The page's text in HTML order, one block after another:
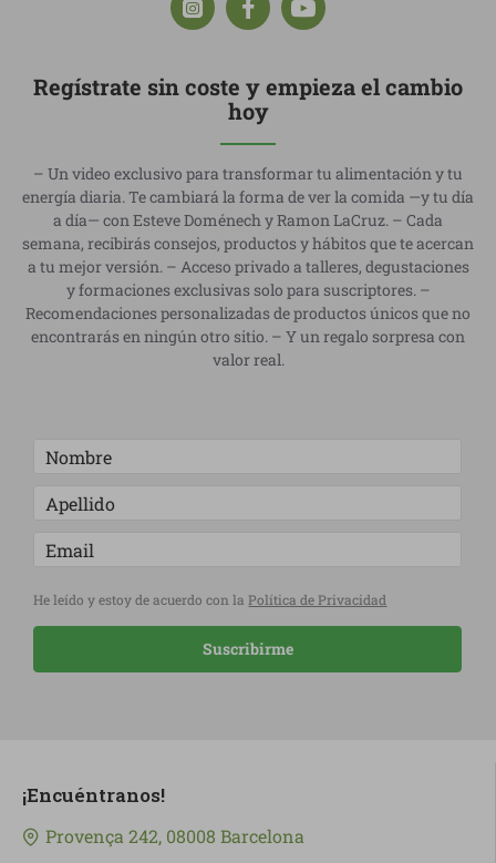
Regístrate sin coste y empieza el cambio
hoy
– Un video exclusivo para transformar tu alimentación y tu
energía diaria. Te cambiará la forma de ver la comida —y tu día
a día— con Esteve Doménech y Ramon LaCruz. – Cada
semana, recibirás consejos, productos y hábitos que te acercan
a tu mejor versión. – Acceso privado a talleres, degustaciones
y formaciones exclusivas solo para suscriptores. –
Recomendaciones personalizadas de productos únicos que no
encontrarás en ningún otro sitio. – Y un regalo sorpresa con
valor real.
He leído y estoy de acuerdo con la Política de Privacidad
Suscribirme
¡Encuéntranos!
Provença 242, 08008 Barcelona